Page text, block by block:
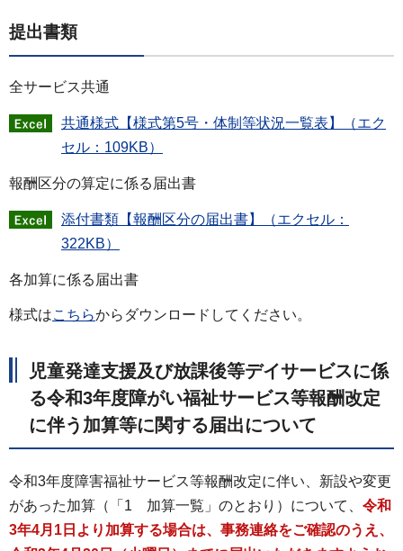
提出書類
全サービス共通
共通様式【様式第5号・体制等状況一覧表】（エク
セル：109KB）
報酬区分の算定に係る届出書
添付書類【報酬区分の届出書】（エクセル：
322KB）
各加算に係る届出書
様式はこちらからダウンロードしてください。
児童発達支援及び放課後等デイサービスに係
る令和3年度障がい福祉サービス等報酬改定
に伴う加算等に関する届出について
令和3年度障害福祉サービス等報酬改定に伴い、新設や変更
があった加算（「1 加算一覧」のとおり）について、 令和
3年4月1日より加算する場合は、事務連絡をご確認のうえ、